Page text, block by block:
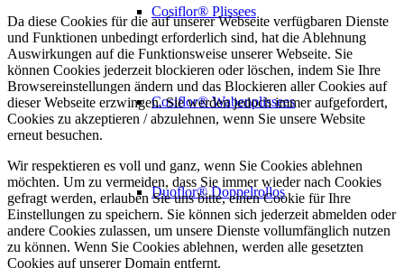
Cosiflor® Plissees
Cosiflor® Wabenplissees
Duoflor® Doppelrollos
Da diese Cookies für die auf unserer Webseite verfügbaren Dienste
und Funktionen unbedingt erforderlich sind, hat die Ablehnung
Auswirkungen auf die Funktionsweise unserer Webseite. Sie
können Cookies jederzeit blockieren oder löschen, indem Sie Ihre
Browsereinstellungen ändern und das Blockieren aller Cookies auf
dieser Webseite erzwingen. Sie werden jedoch immer aufgefordert,
Cookies zu akzeptieren / abzulehnen, wenn Sie unsere Website
erneut besuchen.
Wir respektieren es voll und ganz, wenn Sie Cookies ablehnen
möchten. Um zu vermeiden, dass Sie immer wieder nach Cookies
gefragt werden, erlauben Sie uns bitte, einen Cookie für Ihre
Einstellungen zu speichern. Sie können sich jederzeit abmelden oder
andere Cookies zulassen, um unsere Dienste vollumfänglich nutzen
zu können. Wenn Sie Cookies ablehnen, werden alle gesetzten
Cookies auf unserer Domain entfernt.